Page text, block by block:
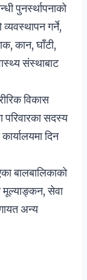
पुनर्स्थापनाको
गर्ने,
कान, घाँटी,
संस्थाबाट
विकास
परिवारका सदस्य
दिन
बालबालिकाको
मूल्याङ्कन, सेवा
अन्य